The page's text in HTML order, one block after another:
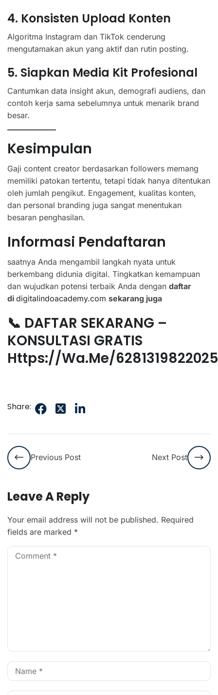
4. Konsisten Upload Konten
Algoritma Instagram dan TikTok cenderung
mengutamakan akun yang aktif dan rutin posting.
5. Siapkan Media Kit Profesional
Cantumkan data insight akun, demografi audiens, dan
contoh kerja sama sebelumnya untuk menarik brand
besar.
Kesimpulan
Gaji content creator berdasarkan followers memang
memiliki patokan tertentu, tetapi tidak hanya ditentukan
oleh jumlah pengikut. Engagement, kualitas konten,
dan personal branding juga sangat menentukan
besaran penghasilan.
Informasi Pendaftaran
saatnya Anda mengambil langkah nyata untuk
berkembang didunia digital. Tingkatkan kemampuan
dan wujudkan potensi terbaik Anda dengan daftar
di digitalindoacademy.com sekarang juga
📞 DAFTAR SEKARANG –
KONSULTASI GRATIS
Https://wa.me/6281319822025
Share:
Previous Post Next Post
Leave A Reply
Your email address will not be published. Required
fields are marked *